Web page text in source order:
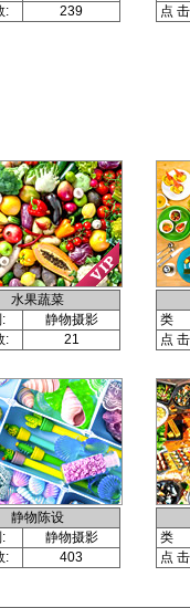
:
239
点
水果蔬菜
静物摄影
:
21
类
点
静物陈设
静物摄影
:
403
类
点